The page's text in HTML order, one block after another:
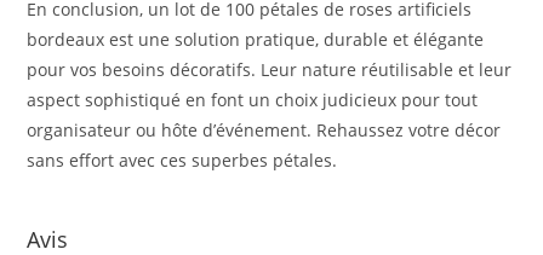
En conclusion, un lot de 100 pétales de roses artificiels
bordeaux est une solution pratique, durable et élégante
pour vos besoins décoratifs. Leur nature réutilisable et leur
aspect sophistiqué en font un choix judicieux pour tout
organisateur ou hôte d’événement. Rehaussez votre décor
sans effort avec ces superbes pétales.
Avis